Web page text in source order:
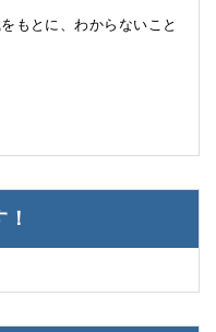
もとに、わからないこと